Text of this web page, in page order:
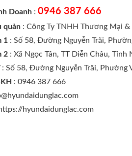
Doanh :0946 387 666
quản : Công Ty TNHH Thương Mại &
1 : Số 58, Đường Nguyễn Trãi,
2 : Xã Ngọc Tân, TT Diễn Châu,
: Số 58, Đường Nguyễn Trãi, Phường
: 0946 387 666
hyundaidunglac.com